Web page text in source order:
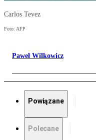
Carlos Tevez
Foto: AFP
Paweł Wilkowicz
Powiązane
Polecane